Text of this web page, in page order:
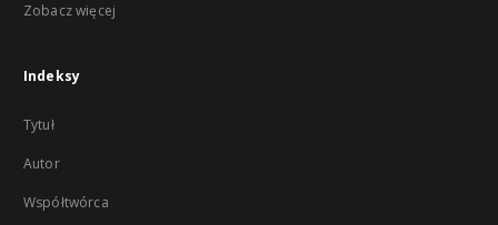
Zobacz więcej
Indeksy
Tytuł
Autor
Współtwórca